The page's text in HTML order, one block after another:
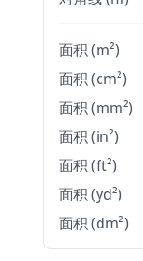
面积 (m²)
面积 (cm²)
面积 (mm²)
面积 (in²)
面积 (ft²)
面积 (yd²)
面积 (dm²)